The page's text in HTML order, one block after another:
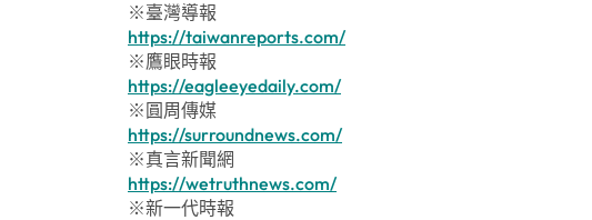
※臺灣導報
https://taiwanreports.com/
※鷹眼時報
https://eagleeyedaily.com/
※圓周傳媒
https://surroundnews.com/
※真言新聞網
https://wetruthnews.com/
※新一代時報